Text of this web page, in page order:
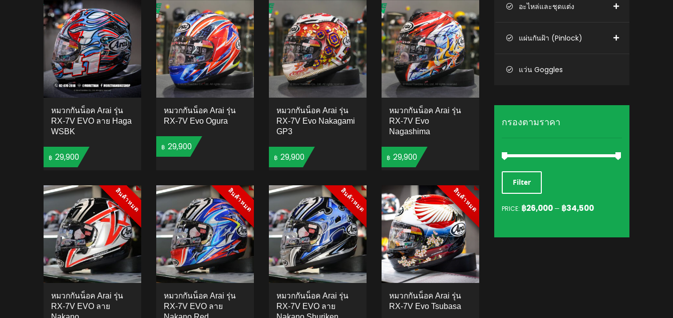
หมวกกันน็อค Arai รุ่น
RX-7V EVO ลาย Haga
WSBK
฿ 29,900
หมวกกันน็อค Arai รุ่น
RX-7V Evo Ogura
฿ 29,900
หมวกกันน็อค Arai รุ่น
RX-7V Evo Nakagami
GP3
฿ 29,900
หมวกกันน็อค Arai รุ่น
RX-7V Evo
Nagashima
฿ 29,900
สินค้าหมด
สินค้าหมด
หมวกกันน็อค Arai รุ่น
RX-7V EVO ลาย
สินค้าหมด
สินค้าหมด
หมวกกันน็อค Arai รุ่น
RX-7V EVO ลาย
สินค้าหมด
สินค้าหมด
หมวกกันน็อค Arai รุ่น
RX-7V EVO ลาย
สินค้าหมด
สินค้าหมด
หมวกกันน็อค Arai รุ่น
RX-7V Evo Tsubasa
อะไหล่และชุดแต่ง
แผ่นกันฝ้า (Pinlock)
แว่น Goggles
กรองตามราคา
MIN
PRICE
MAX
PRICE
Filter
PRICE: ฿26,000 — ฿34,500